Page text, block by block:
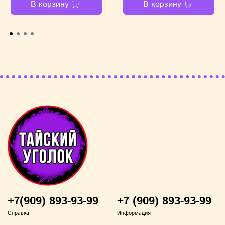
• Индивидуальная непереносимость компонентов;
• Недопустим контакт со слизистыми оболочками
Состав, сроки годности смотрите на упаковке (они
могут отличаться от привоза партии в магазин).
Не является лекарственным средством. Перед
применением проконсультироватся со
специалистом.
Вся содержащаяся на сайте информация носит
В корзину В корзину
+7(909) 893-93-99
Справка
+7 (909) 893-93-99
Информация